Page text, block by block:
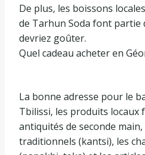
De plus, les boissons
de Tarhun Soda font partie
devriez goûter.
Quel cadeau acheter en
La bonne adresse pour le
Tbilissi, les produits locaux
antiquités de seconde
traditionnels (kantsi), les